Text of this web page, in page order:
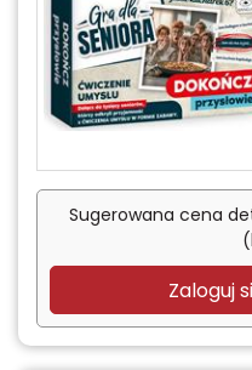
Sugerowana cena
Zaloguj